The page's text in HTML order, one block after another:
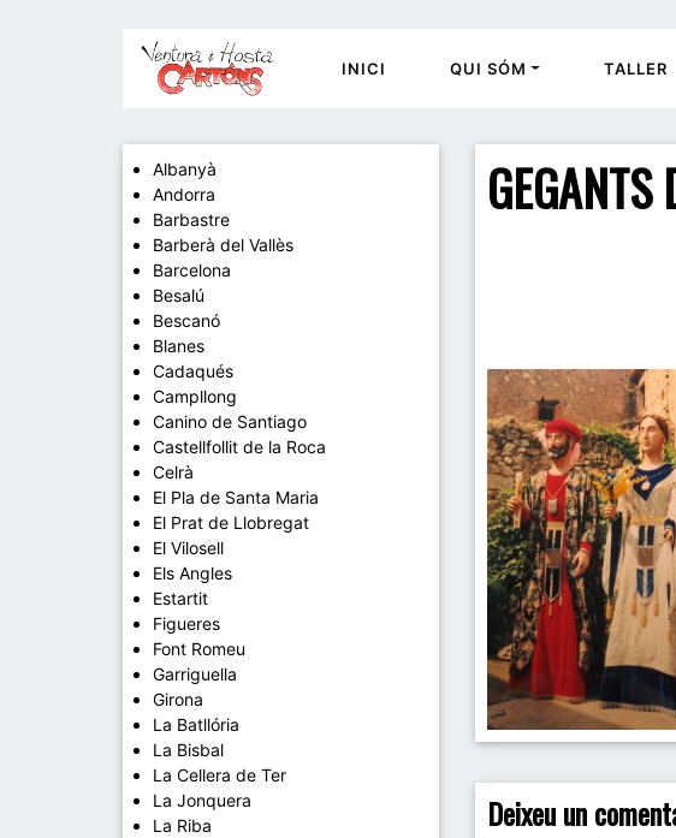
INICI QUI SÓM TALLER
Albanyà
Andorra
Barbastre
Barberà del Vallès
Barcelona
Besalú
Bescanó
Blanes
Cadaqués
Campllong
Canino de Santiago
Castellfollit de la Roca
Celrà
El Pla de Santa Maria
El Prat de Llobregat
El Vilosell
Els Angles
Estartit
Figueres
Font Romeu
Garriguella
Girona
La Batllória
La Bisbal
La Cellera de Ter
La Jonquera
La Riba
Deixeu un